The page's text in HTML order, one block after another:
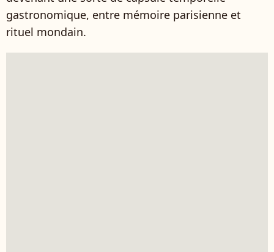
gastronomique, entre mémoire parisienne et
rituel mondain.